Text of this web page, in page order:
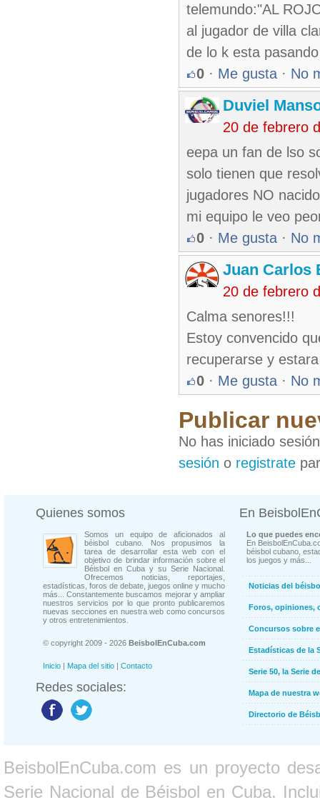
telemundo:"AL
al jugador de villa
de lo k esta
0 · Me gusta · No
Duviel
20 de febrero
eepa un fan de lso
solo tienen que
jugadores NO
mi equipo le veo
0 · Me gusta · No
Juan Carlos
20 de febrero
Calma senores!!!
Estoy convencido
recuperarse y
0 · Me gusta · No
Publicar
No has iniciado
sesión o registrate
Quienes somos
Somos un equipo de aficionados al
béisbol cubano. Nos propusimos la
tarea de desarrollar esta web con el
objetivo de brindar información sobre el
Béisbol en Cuba y su Serie Nacional.
Ofrecemos noticias, reportajes,
estadísticas, foros de debate, juegos online y mucho
más... Constantemente buscamos mejorar y ampliar
nuestros servicios por lo que pronto publicaremos
nuevas secciones en nuestra web como concursos
y otros entretenimientos.
© copyright 2009 - 2026 BeisbolEnCuba.com
Inicio | Mapa del sitio | Contacto
Redes sociales:
En
Lo que puedes
En
béisbol cubano,
los juegos y más...
Noticias del
Foros, opiniones,
Concursos sobre
Estadísticas de la
Serie 50, la Serie
Mapa de nuestra
Directorio de
BeisbolEnCuba.com es un proyecto
Serie Nacional de Béisbol en Cuba.